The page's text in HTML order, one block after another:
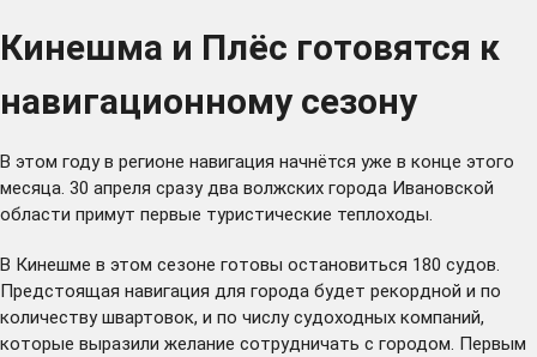
Кинешма и Плёс готовятся к
навигационному сезону
В этом году в регионе навигация начнётся уже в конце этого
месяца. 30 апреля сразу два волжских города Ивановской
области примут первые туристические теплоходы.
В Кинешме в этом сезоне готовы остановиться 180 судов.
Предстоящая навигация для города будет рекордной и по
количеству швартовок, и по числу судоходных компаний,
которые выразили желание сотрудничать с городом. Первым